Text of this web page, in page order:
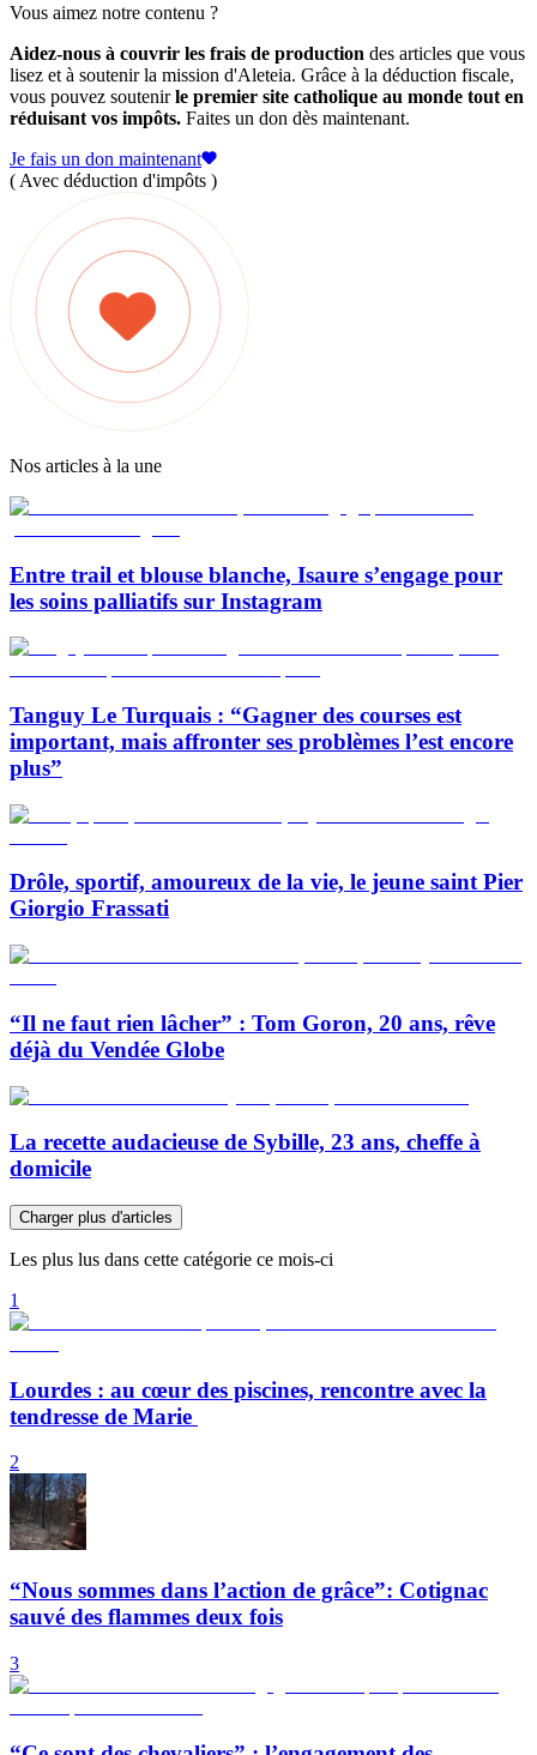
Vous aimez notre contenu ?
Aidez-nous à couvrir les frais de production des articles que vous
lisez et à soutenir la mission d'Aleteia. Grâce à la déduction fiscale,
vous pouvez soutenirle premier site catholique au monde tout en
réduisant vos impôts. Faites un don dès maintenant.
Je fais un don maintenant
( Avec déduction d'impôts )
Nos articles à la une
Entre trail et blouse blanche, Isaure s’engage pour
les soins palliatifs sur Instagram
Tanguy Le Turquais : “Gagner des courses est
important, mais affronter ses problèmes l’est encore
plus”
Drôle, sportif, amoureux de la vie, le jeune saint Pier
Giorgio Frassati
“Il ne faut rien lâcher” : Tom Goron, 20 ans, rêve
déjà du Vendée Globe
La recette audacieuse de Sybille, 23 ans, cheffe à
domicile
Charger plus d'articles
Les plus lus dans cette catégorie ce mois-ci
1
Lourdes : au cœur des piscines, rencontre avec la
tendresse de Marie
2
“Nous sommes dans l’action de grâce”: Cotignac
sauvé des flammes deux fois
3